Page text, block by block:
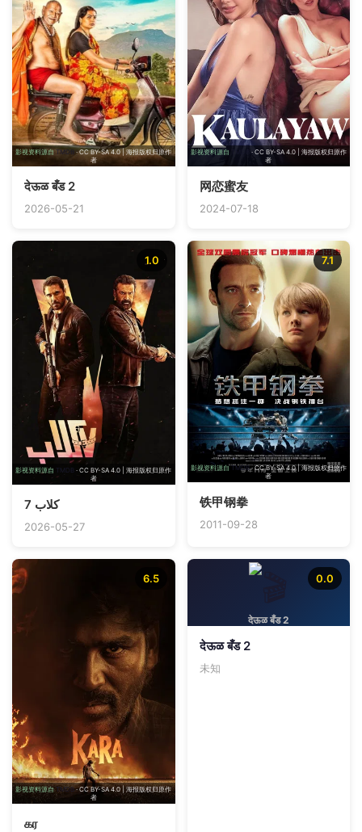
影视资料源自 TMDB
· CC BY-SA 4.0 | 海报版权归原作
者
देऊळ बँड 2
2026-05-21
影视资料源自
· CC BY-SA 4.0 | 海报版权归原作
者
网恋蜜友
2024-07-18
影视资料源自 TMDB · CC BY-SA 4.0 | 海报版权归原作
者
1.0
7 كلاب
2026-05-27
影视资料源自TMDB· CC BY-SA 4.0 | 海报版权归原作
者
7.1
铁甲钢拳
2011-09-28
影视资料源自 TMDB· CC BY-SA 4.0 | 海报版权归原作
者
6.5
கர
देऊळ बँड 2
0.0
देऊळ बँड 2
未知